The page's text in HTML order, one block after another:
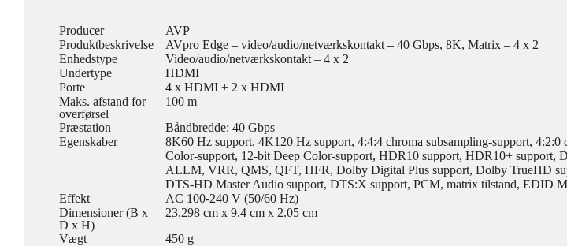
Producer
AVP
Produktbeskrivelse
AVpro Edge – video/audio/netværkskontakt – 40 Gbps, 8K, Matrix – 4 x 2
Enhedstype
Video/audio/netværkskontakt – 4 x 2
Undertype
HDMI
Porte
4 x HDMI + 2 x HDMI
Maks. afstand for
overførsel
100 m
Præstation
Båndbredde: 40 Gbps
Egenskaber
8K60 Hz support, 4K120 Hz support, 4:4:4 chroma subsampling-support,
Color-support, 12-bit Deep Color-support, HDR10 support, HDR10+
ALLM, VRR, QMS, QFT, HFR, Dolby Digital Plus support, Dolby TrueHD
DTS-HD Master Audio support, DTS:X support, PCM, matrix tilstand, EDID
Effekt
AC 100-240 V (50/60 Hz)
Dimensioner (B x
D x H)
23.298 cm x 9.4 cm x 2.05 cm
Vægt
450 g